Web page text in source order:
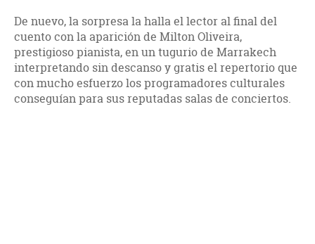
De nuevo, la sorpresa la halla el lector al final del
cuento con la aparición de Milton Oliveira,
prestigioso pianista, en un tugurio de Marrakech
interpretando sin descanso y gratis el repertorio que
con mucho esfuerzo los programadores culturales
conseguían para sus reputadas salas de conciertos.